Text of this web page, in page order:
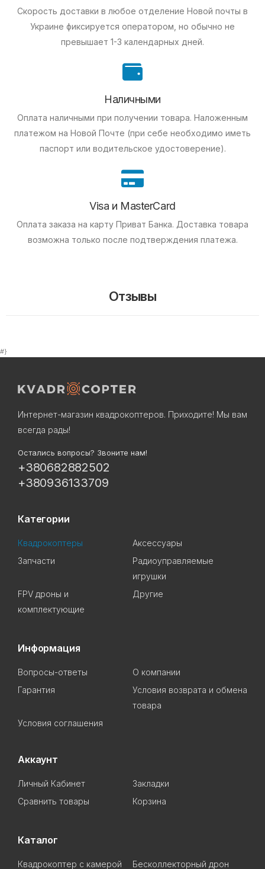
Скорость доставки в любое отделение Новой почты в
Украине фиксируется оператором, но обычно не
превышает 1-3 календарных дней.
Наличными
Оплата наличными при получении товара. Наложенным
платежом на Новой Почте (при себе необходимо иметь
паспорт или водительское удостоверение).
Visa и MasterCard
Оплата заказа на карту Приват Банка. Доставка товара
возможна только после подтверждения платежа.
Отзывы
#}
Интернет-магазин квадрокоптеров. Приходите! Мы вам
всегда рады!
Остались вопросы? Звоните нам!
+380682882502
+380936133709
Категории
Квадрокоптеры
Аксессуары
Запчасти
Радиоуправляемые
игрушки
FPV дроны и
комплектующие
Другие
Информация
Вопросы-ответы
О компании
Гарантия
Условия возврата и обмена
товара
Условия соглашения
Аккаунт
Личный Кабинет
Закладки
Сравнить товары
Корзина
Каталог
Квадрокоптер с камерой Бесколлекторный дрон